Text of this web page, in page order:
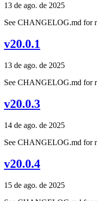
13 de ago. de 2025
See CHANGELOG.md for
v20.0.1
13 de ago. de 2025
See CHANGELOG.md for
v20.0.3
14 de ago. de 2025
See CHANGELOG.md for
v20.0.4
15 de ago. de 2025